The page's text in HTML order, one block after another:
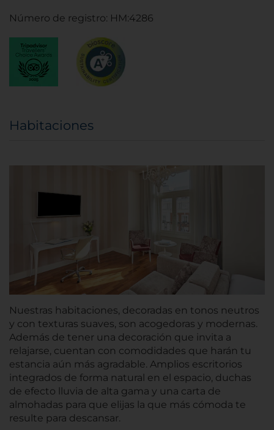
Número de registro: HM:4286
Habitaciones
Nuestras habitaciones, decoradas en tonos neutros
y con texturas suaves, son acogedoras y modernas.
Además de tener una decoración que invita a
relajarse, cuentan con comodidades que harán tu
estancia aún más agradable. Amplios escritorios
integrados de forma natural en el espacio, duchas
de efecto lluvia de alta gama y una carta de
almohadas para que elijas la que más cómoda te
resulte para descansar.